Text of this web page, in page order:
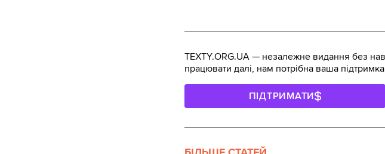
TEXTY.ORG.UA — незалежне видання без
працювати далі, нам потрібна ваша
ПІДТРИМАТИ